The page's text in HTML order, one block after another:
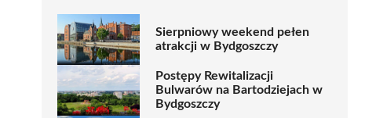
Sierpniowy weekend pełen
atrakcji w Bydgoszczy
Postępy Rewitalizacji
Bulwarów na Bartodziejach w
Bydgoszczy